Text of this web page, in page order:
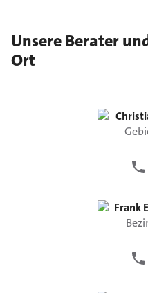
Unsere Berater
Ort
Frank